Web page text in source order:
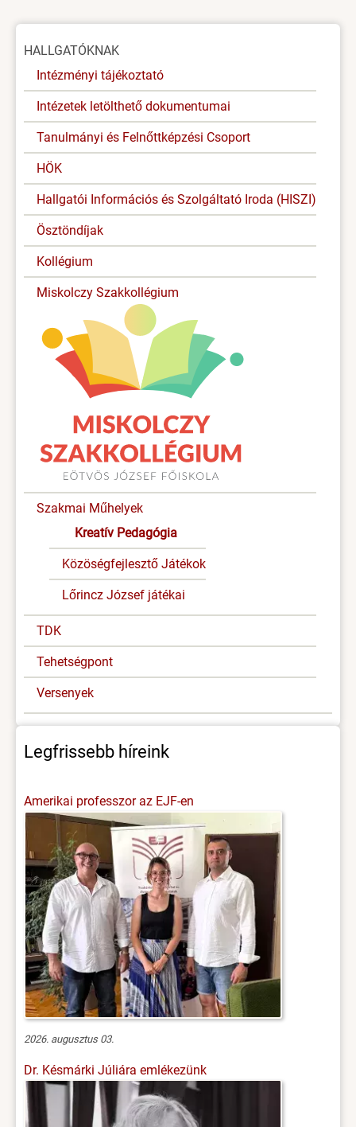
Oldal
HALLGATÓKNAK
Intézményi tájékoztató
Intézetek letölthető dokumentumai
Tanulmányi és Felnőttképzési Csoport
HÖK
Hallgatói Információs és Szolgáltató Iroda (HISZI)
Ösztöndíjak
Kollégium
Miskolczy Szakkollégium
Szakmai Műhelyek
Kreatív Pedagógia
Közöségfejlesztő Játékok
Lőrincz József játékai
TDK
Tehetségpont
Versenyek
Legfrissebb híreink
Amerikai professzor az EJF-en
2026. augusztus 03.
Dr. Késmárki Júliára emlékezünk